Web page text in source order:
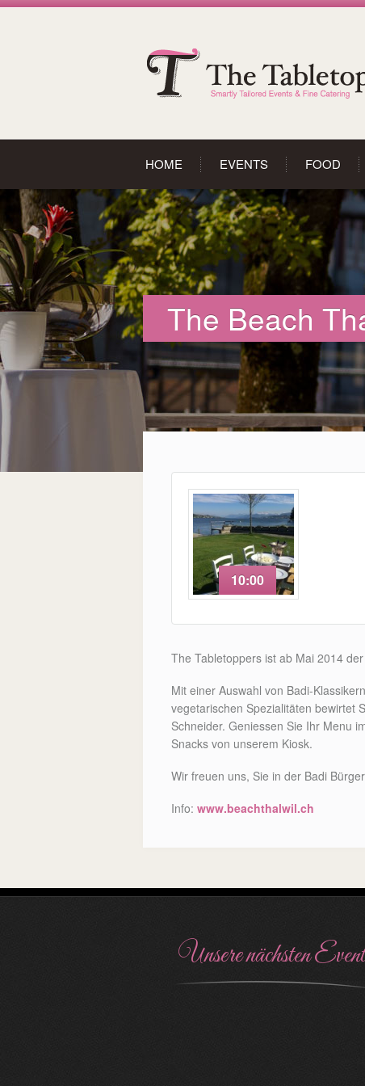
HOME EVENTS FOOD
The Beach
10:00
The Tabletoppers ist ab Mai 2014
Mit einer Auswahl von Badi-
vegetarischen Spezialitäten bewirtet
Schneider. Geniessen Sie Ihr Menu
Snacks von unserem Kiosk.
Wir freuen uns, Sie in der Badi
Info: www.beachthalwil.ch
Unsere nächsten